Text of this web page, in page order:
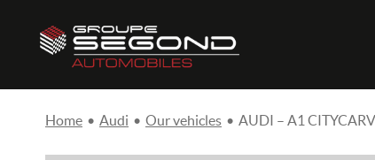
Home • Audi • Our vehicles • AUDI – A1